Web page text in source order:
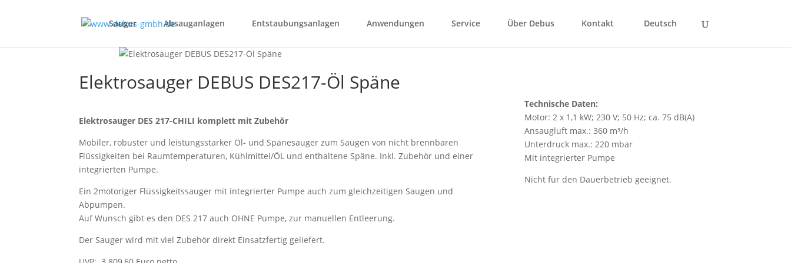
Sauger Absauganlagen Entstaubungsanlagen Anwendungen Service Über Debus Kontakt Deutsch
Elektrosauger DEBUS DES217-Öl Späne
Elektrosauger DES 217-CHILI komplett mit Zubehör
Mobiler, robuster und leistungsstarker Öl- und Spänesauger zum Saugen von nicht brennbaren
Flüssigkeiten bei Raumtemperaturen, Kühlmittel/ÖL und enthaltene Späne. Inkl. Zubehör und einer
integrierten Pumpe.
Ein 2motoriger Flüssigkeitssauger mit integrierter Pumpe auch zum gleichzeitigen Saugen und
Abpumpen.
Auf Wunsch gibt es den DES 217 auch OHNE Pumpe, zur manuellen Entleerung.
Der Sauger wird mit viel Zubehör direkt Einsatzfertig geliefert.
Technische Daten:
Motor: 2 x 1,1 kW; 230 V; 50 Hz; ca. 75 dB(A)
Ansaugluft max.: 360 m³/h
Unterdruck max.: 220 mbar
Mit integrierter Pumpe
Nicht für den Dauerbetrieb geeignet.